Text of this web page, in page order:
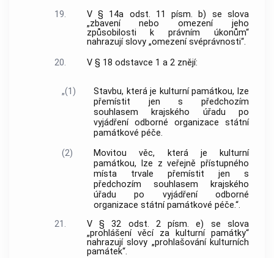
19.
V § 14a odst. 11 písm. b) se slova
„zbavení nebo omezení jeho
způsobilosti k právním úkonům“
nahrazují slovy „omezení svéprávnosti“.
20.
V § 18 odstavce 1 a 2 znějí:
„(1)
Stavbu, která je kulturní památkou, lze
přemístit jen s předchozím
souhlasem krajského úřadu po
vyjádření odborné organizace státní
památkové péče.
(2)
Movitou věc, která je kulturní
památkou, lze z veřejně přístupného
místa trvale přemístit jen s
předchozím souhlasem krajského
úřadu po vyjádření odborné
organizace státní památkové péče.“.
21.
V § 32 odst. 2 písm. e) se slova
„prohlášení věcí za kulturní památky“
nahrazují slovy „prohlašování kulturních
památek“.